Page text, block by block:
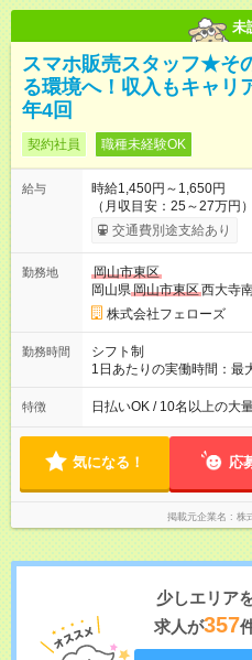
未
スマホ販売スタッフ★そ
る環境へ！収入もキャリ
年4回
契約社員 職種未経験OK
給与
時給1,450円～1,650円
（月収目安：25～27万円） ◎安定した給与で安心！ 長期・フル
タイムで勤務いただける
す。シフトが削られるこ
たいという人もいると思
ので、お気軽にご相談ください！ ※2ヶ月の試用
す。その間の給与・待遇に変更はあ
用期間あり 試用期間の長
と同じです。
交通費別途支給あり
勤務地
岡山市東区
岡山県岡山市東区西大寺
株式会社フェローズ
勤務時間
シフト制
1日あたりの実働時間：最
(1) 10:00～19:00 (2)
いずれも実働8時間・休憩
たい」などあれば相談に
特徴 日払いOK / 10名以上の大
気になる！ 応
掲載元企業名 株
少しエリア
求人が357